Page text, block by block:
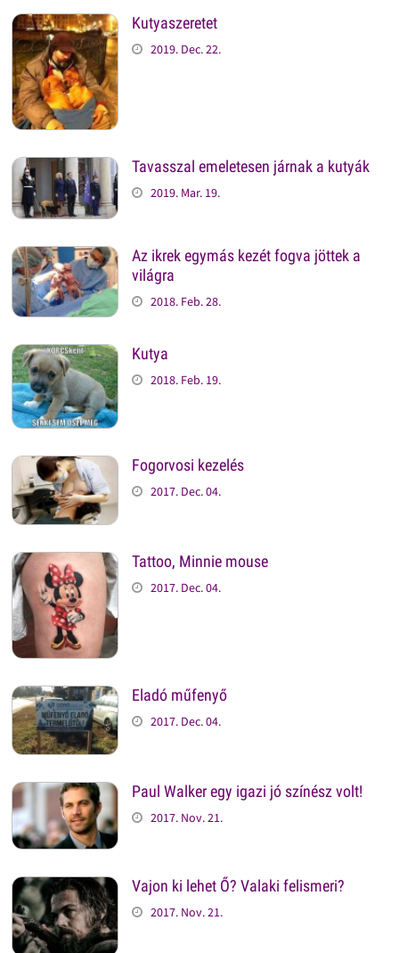
Kutyaszeretet
2019. Dec. 22.
Tavasszal emeletesen járnak a kutyák
2019. Mar. 19.
Az ikrek egymás kezét fogva jöttek a
világra
2018. Feb. 28.
Kutya
2018. Feb. 19.
Fogorvosi kezelés
2017. Dec. 04.
Tattoo, Minnie mouse
2017. Dec. 04.
Eladó műfenyő
2017. Dec. 04.
Paul Walker egy igazi jó színész volt!
2017. Nov. 21.
Vajon ki lehet Ő? Valaki felismeri?
2017. Nov. 21.